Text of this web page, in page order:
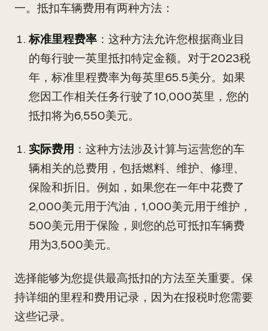
一。抵扣车辆费用有两种方法：
标准里程费率 ：这种方法允许您根据商业目
的每行驶一英里抵扣特定金额。对于2023税
年，标准里程费率为每英里65.5美分。如果
您因工作相关任务行驶了10,000英里，您的
抵扣将为6,550美元。
实际费用 ：这种方法涉及计算与运营您的车
辆相关的总费用，包括燃料、维护、修理、
保险和折旧。例如，如果您在一年中花费了
2,000美元用于汽油，1,000美元用于维护，
500美元用于保险，则您的总可抵扣车辆费
用为3,500美元。
选择能够为您提供最高抵扣的方法至关重要。保
持详细的里程和费用记录，因为在报税时您需要
这些记录。